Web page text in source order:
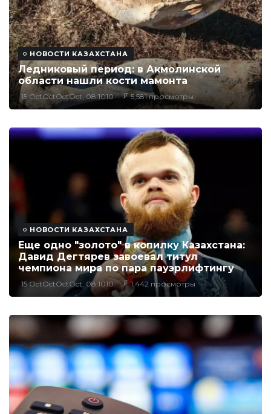
НОВОСТИ КАЗАХСТАНА
Ледниковый период: в Акмолинской
области нашли кости мамонта
15 OctOctOctOct, 08:1010 5,581 просмотры
НОВОСТИ КАЗАХСТАНА
Еще одно "золото" в копилку Казахстана:
Давид Дегтярев завоевал титул
чемпиона мира по пара пауэрлифтингу
15 OctOctOctOct, 08:1010 1,442 просмотры